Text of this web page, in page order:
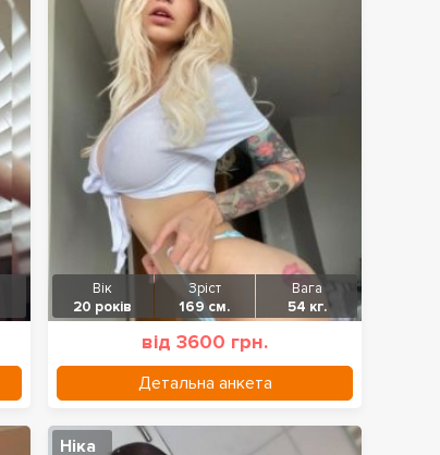
Вік
20 років
Зріст
169 см.
Вага
54 кг.
від 3600 грн.
Детальна анкета
Ніка